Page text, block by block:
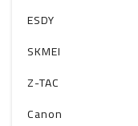
ESDY
SKMEI
Z-TAC
Canon